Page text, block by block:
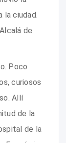
la ciudad.
de
Poco
curiosos
Allí
de la
de la